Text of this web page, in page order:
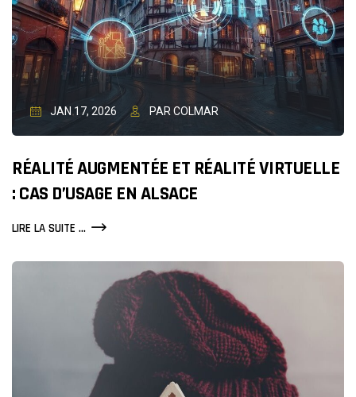
JAN 17, 2026 PAR COLMAR
RÉALITÉ AUGMENTÉE ET RÉALITÉ VIRTUELLE
: CAS D’USAGE EN ALSACE
LIRE LA SUITE ...RÉALITÉ
ET
VIRTUELLE
CAS
D’USAGE
EN
ALSACE